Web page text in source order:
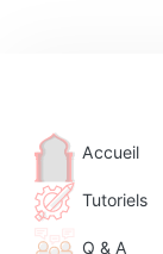
Accueil
Tutoriels
Q & A